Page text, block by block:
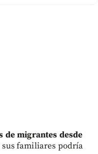
de migrantes desde
familiares podría